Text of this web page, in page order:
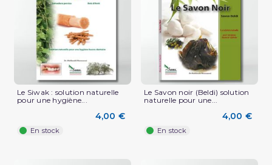
Le Siwak : solution naturelle
pour une hygiène...
4,00 €
En stock
Le Savon noir (Beldi) solution
naturelle pour une...
4,00 €
En stock